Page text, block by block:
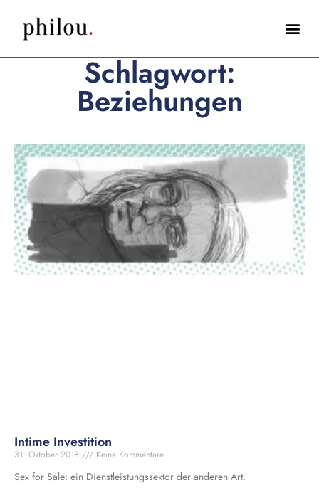
Schlagwort:
Beziehungen
Intime Investition
31. Oktober 2018 Keine Kommentare
Sex for Sale: ein Dienstleistungssektor der anderen Art.